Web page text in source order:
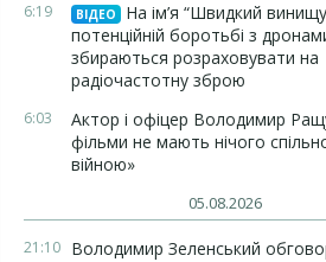
6:19 ВІДЕО
На ім’я “Швидкий
потенційній боротьбі з
збираються розраховувати на
радіочастотну зброю
6:03
Актор і офіцер Володимир
фільми не мають нічого
війною»
05.08.2026
21:10 Володимир Зеленський